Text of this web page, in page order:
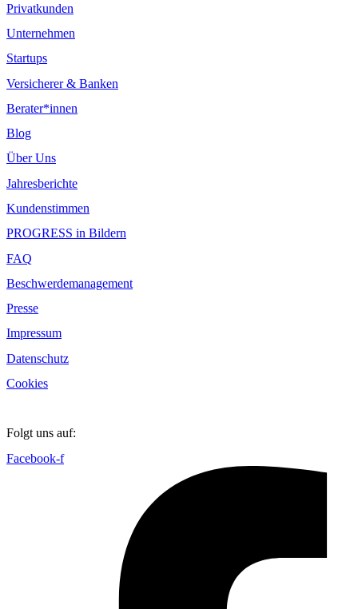
Privatkunden
Unternehmen
Startups
Versicherer & Banken
Berater*innen
Blog
Über Uns
Jahresberichte
Kundenstimmen
PROGRESS in Bildern
FAQ
Beschwerdemanagement
Presse
Impressum
Datenschutz
Cookies
Folgt uns auf:
Facebook-f